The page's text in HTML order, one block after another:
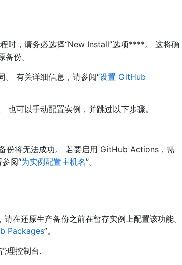
时，请务必选择“New Install”选项****。 这将确
份。
。 有关详细信息，请参阅“设置 GitHub
也可以手动配置实例，并跳过以下步骤。
份将无法成功。 若要启用 GitHub Actions，需
阅“为实例配置主机名”。
在还原生产备份之前在暂存实例上配置该功能。
Packages”。
理控制台.